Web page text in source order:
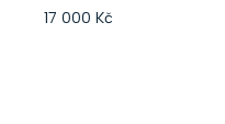
17 000 Kč